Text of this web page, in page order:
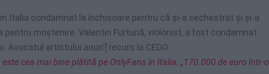
Italia condamnat la închisoare pentru că și-a sechestrat și și-a
moștenire. Valentin Furtună, violonist, a fost condamnat
Avocatul artistului anun'[ recurs la CEDO.
este cea mai bine plătită pe OnlyFans în Italia: „170.000 de euro într-o